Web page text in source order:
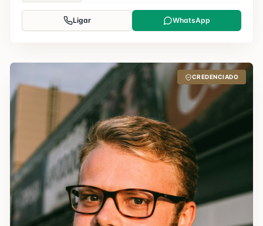
Ligar WhatsApp
CREDENCIADO